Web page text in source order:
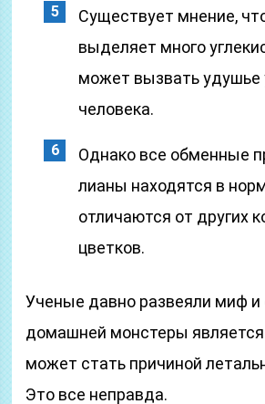
Существует мнение,
выделяет много
может вызвать удушье
человека.
Однако все обменные
лианы находятся в
отличаются от других
цветков.
Ученые давно развеяли миф и
домашней монстеры
может стать причиной
Это все неправда.